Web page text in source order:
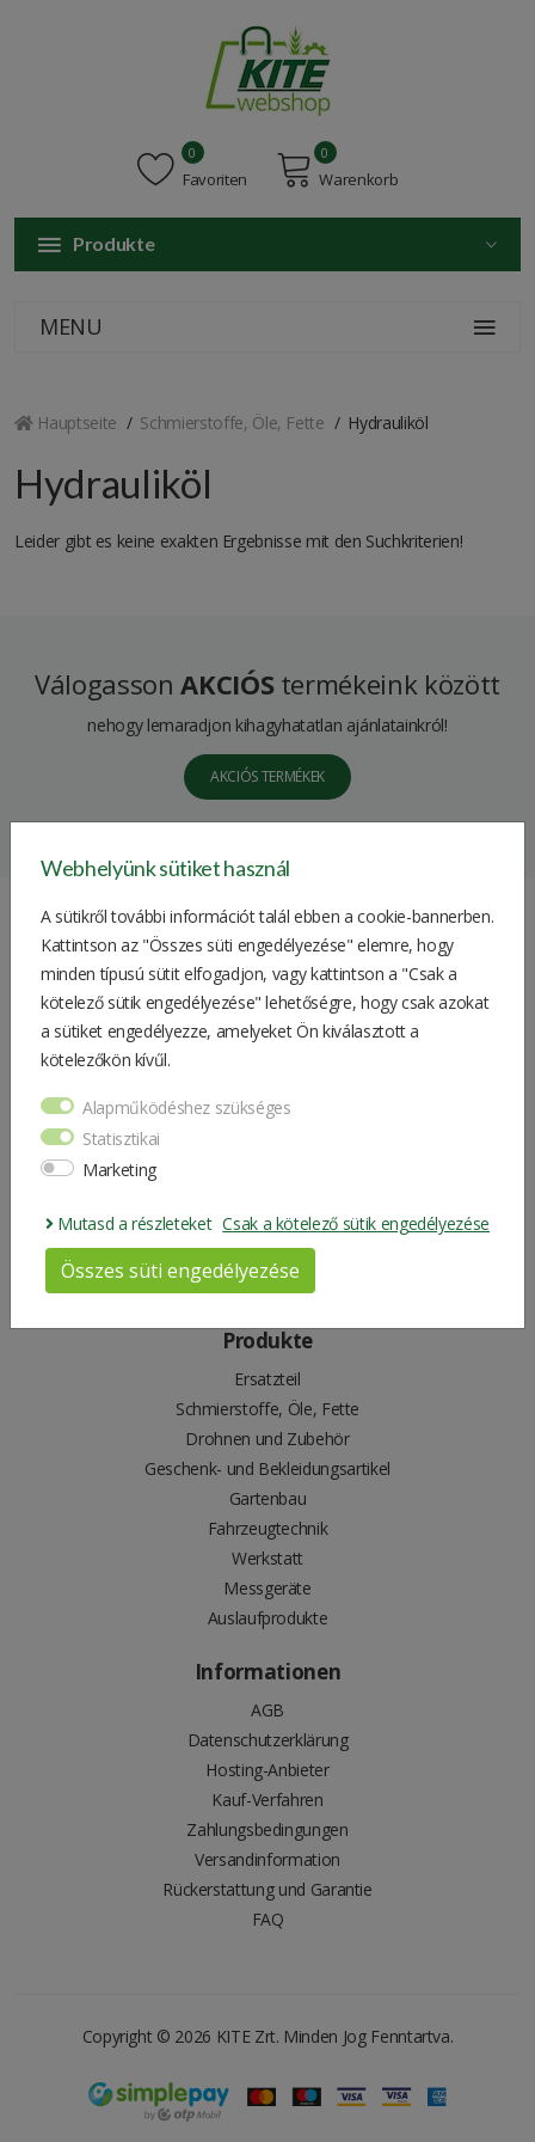
Favoriten
0
Warenkorb
0
Produkte
MENU
Hauptseite Schmierstoffe, Öle, Fette Hydrauliköl
Hydrauliköl
Leider gibt es keine exakten Ergebnisse mit den Suchkriterien!
VálogassonAKCIÓStermékeink között
nehogy lemaradjon kihagyhatatlan ajánlatainkról!
AKCIÓS TERMÉKEK
Adresse
4181 Nádudvar, Bem József. u. 1.
Kontakt uns
+36 (54) 525-655
Seien Sie der Erste, der über unsere neuesten Nachrichten informiert wird.
Produkte
Ersatzteil
Schmierstoffe, Öle, Fette
Drohnen und Zubehör
Geschenk- und Bekleidungsartikel
Gartenbau
Fahrzeugtechnik
Werkstatt
Messgeräte
Auslaufprodukte
Informationen
AGB
Datenschutzerklärung
Hosting-Anbieter
Kauf-Verfahren
Zahlungsbedingungen
Versandinformation
Rückerstattung und Garantie
FAQ
Copyright © 2026 KITE Zrt. Minden Jog Fenntartva.
Webhelyünk sütiket használ
A sütikről további információt talál ebben a cookie-bannerben.
Kattintson az "Összes süti engedélyezése" elemre, hogy
minden típusú sütit elfogadjon, vagy kattintson a "Csak a
kötelező sütik engedélyezése" lehetőségre, hogy csak azokat
a sütiket engedélyezze, amelyeket Ön kiválasztott a
kötelezőkön kívűl.
Alapműködéshez szükséges
Statisztikai
Marketing
Mutasd a részleteket Csak a kötelező sütik engedélyezése
Összes süti engedélyezése